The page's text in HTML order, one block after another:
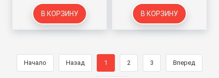
В КОРЗИНУ В КОРЗИНУ
Начало Назад 1 2 3 Вперед